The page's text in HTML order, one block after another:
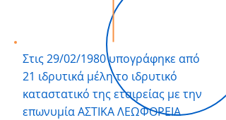
Στις 29/02/1980 υπογράφηκε από
21 ιδρυτικά μέλη το ιδρυτικό
καταστατικό της εταιρείας με την
επωνυμία ΑΣΤΙΚΑ ΛΕΩΦΟΡΕΙΑ